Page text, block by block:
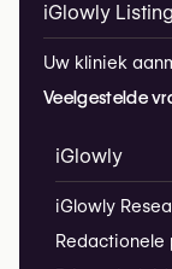
iGlowly Listing
Uw kliniek
Veelgestelde
iGlowly
iGlowly
Redactionele